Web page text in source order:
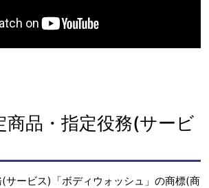
商品・指定役務(サービ
サービス)「ボディウォッシュ」の商標(商